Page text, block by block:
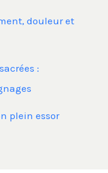
douleur et
:
plein essor